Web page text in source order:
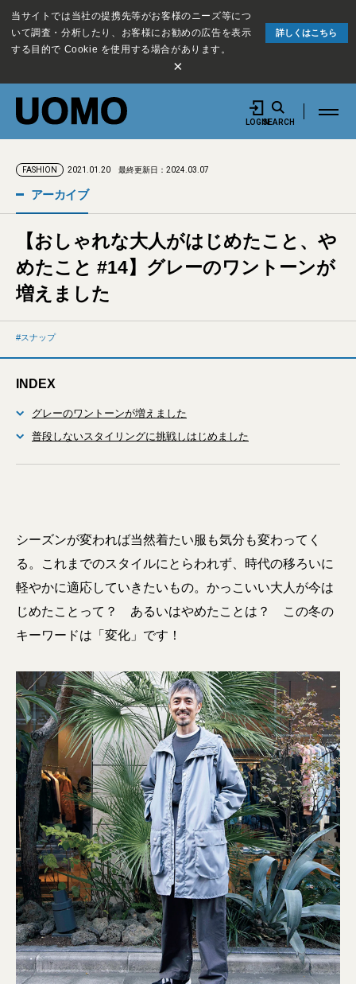
当サイトでは当社の提携先等がお客様のニーズ等につ
いて調査・分析したり、お客様にお勧めの広告を表示
する目的で Cookie を使用する場合があります。
詳しくはこちら
×
LOGINSEARCH
FASHION 2021.01.20 最終更新日：2024.03.07
アーカイブ
【おしゃれな大人がはじめたこと、や
めたこと #14】グレーのワントーンが
増えました
スナップ
INDEX
グレーのワントーンが増えました
普段しないスタイリングに挑戦しはじめました
シーズンが変われば当然着たい服も気分も変わってく
る。これまでのスタイルにとらわれず、時代の移ろいに
軽やかに適応していきたいもの。かっこいい大人が今は
じめたことって？ あるいはやめたことは？ この冬の
キーワードは「変化」です！